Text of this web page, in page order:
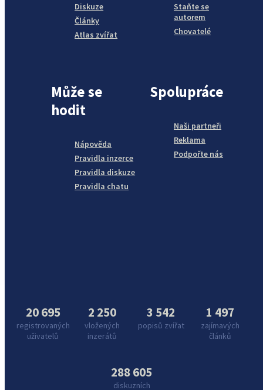
Diskuze
Články
Atlas zvířat
Staňte se
autorem
Chovatelé
Může se
hodit
Nápověda
Pravidla inzerce
Pravidla diskuze
Pravidla chatu
Spolupráce
Naši partneři
Reklama
Podpořte nás
20 695
registrovaných
uživatelů
2 250
vložených
inzerátů
3 542
popisů zvířat
1 497
zajímavých
článků
288 605
diskuzních